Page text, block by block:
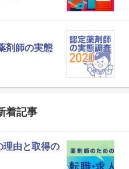
剤師の実態
着記事
理由と取得の